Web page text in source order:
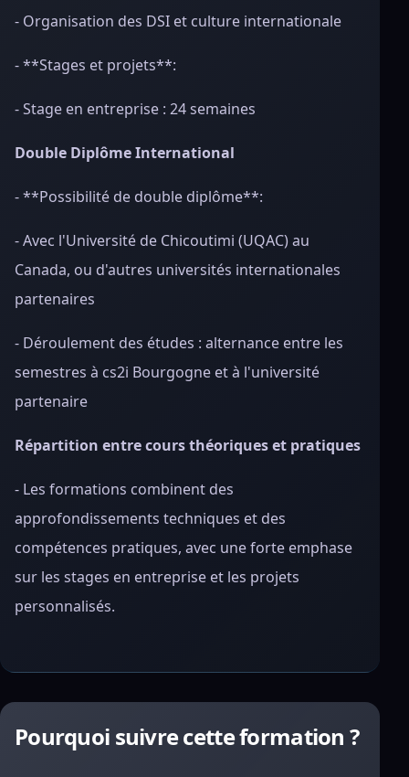
- Organisation des DSI et culture internationale
- **Stages et projets**:
- Stage en entreprise : 24 semaines
Double Diplôme International
- **Possibilité de double diplôme**:
- Avec l'Université de Chicoutimi (UQAC) au
Canada, ou d'autres universités internationales
partenaires
- Déroulement des études : alternance entre les
semestres à cs2i Bourgogne et à l'université
partenaire
Répartition entre cours théoriques et pratiques
- Les formations combinent des
approfondissements techniques et des
compétences pratiques, avec une forte emphase
sur les stages en entreprise et les projets
personnalisés.
Pourquoi suivre cette formation ?